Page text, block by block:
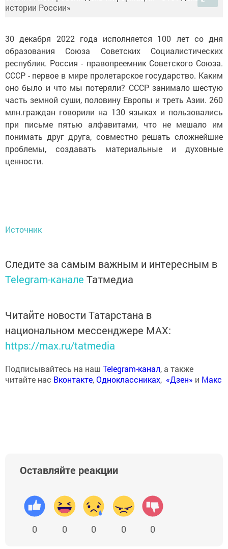
30 декабря 2022 года исполняется 100 лет со дня
образования Союза Советских Социалистических
республик. Россия - правопреемник Советского Союза.
СССР - первое в мире пролетарское государство. Каким
оно было и что мы потеряли? СССР занимало шестую
часть земной суши, половину Европы и треть Азии. 260
млн.граждан говорили на 130 языках и пользовались
при письме пятью алфавитами, что не мешало им
понимать друг друга, совместно решать сложнейшие
проблемы, создавать материальные и духовные
ценности.
Источник
Следите за самым важным и интересным в
Telegram-канале Татмедиа
Читайте новости Татарстана в
национальном мессенджере MАХ:
https://max.ru/tatmedia
Подписывайтесь на наш Telegram-канал, а также
читайте нас Вконтакте,Одноклассниках, «Дзен» и Макс
Оставляйте реакции
0 0 0 0 0